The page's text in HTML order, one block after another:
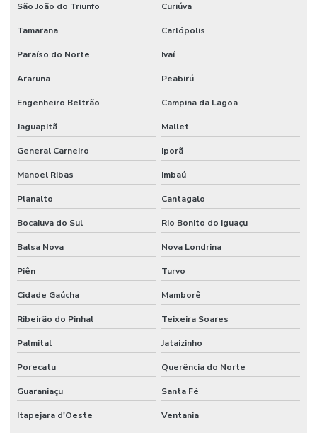
São João do Triunfo Curiúva
Tamarana Carlópolis
Paraíso do Norte Ivaí
Araruna Peabirú
Engenheiro Beltrão Campina da Lagoa
Jaguapitã Mallet
General Carneiro Iporã
Manoel Ribas Imbaú
Planalto Cantagalo
Bocaiuva do Sul Rio Bonito do Iguaçu
Balsa Nova Nova Londrina
Piên Turvo
Cidade Gaúcha Mamborê
Ribeirão do Pinhal Teixeira Soares
Palmital Jataizinho
Porecatu Querência do Norte
Guaraniaçu Santa Fé
Itapejara d'Oeste Ventania